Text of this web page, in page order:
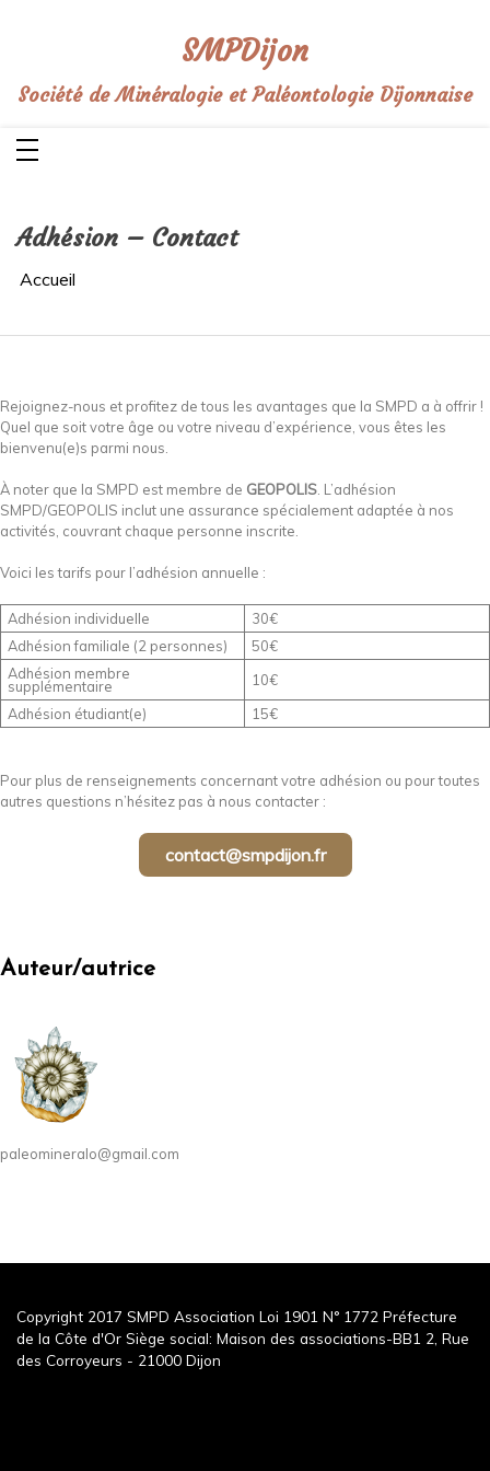
SMPDijon
Société de Minéralogie et Paléontologie Dijonnaise
Adhésion – Contact
Accueil
Rejoignez-nous et profitez de tous les avantages que la SMPD a à offrir !
Quel que soit votre âge ou votre niveau d’expérience, vous êtes les
bienvenu(e)s parmi nous.
À noter que la SMPD est membre de GEOPOLIS . L’adhésion
SMPD/GEOPOLIS inclut une assurance spécialement adaptée à nos
activités, couvrant chaque personne inscrite.
Voici les tarifs pour l’adhésion annuelle :
Adhésion individuelle
30€
Adhésion familiale (2 personnes)
50€
Adhésion membre
supplémentaire
10€
Adhésion étudiant(e)
15€
Pour plus de renseignements concernant votre adhésion ou pour toutes
autres questions n’hésitez pas à nous contacter :
contact@smpdijon.fr
Auteur/autrice
paleomineralo@gmail.com
Copyright 2017 SMPD Association Loi 1901 N° 1772 Préfecture
de la Côte d'Or Siège social: Maison des associations-BB1 2, Rue
des Corroyeurs - 21000 Dijon